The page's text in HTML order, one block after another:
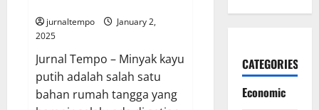
jurnaltempo
January 2,
2025
Jurnal Tempo – Minyak kayu
putih adalah salah satu
bahan rumah tangga yang
CATEGORIES
Economic